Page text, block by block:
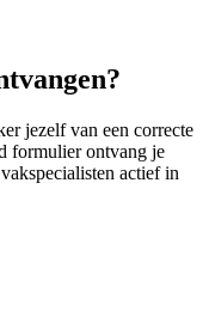
jezelf van een correcte
formulier ontvang je
actief in